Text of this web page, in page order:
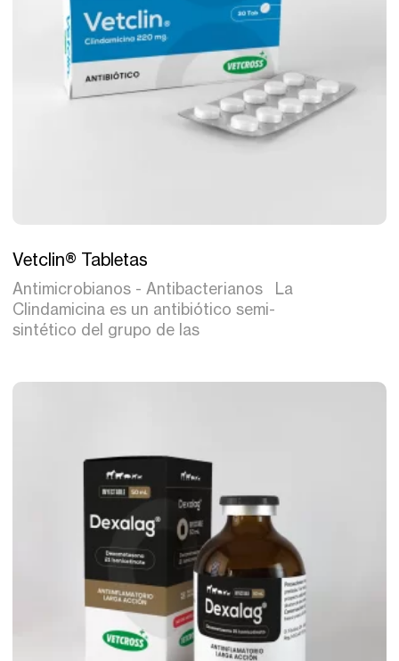
Tratamiento
Vetclin® Tabletas
Antimicrobianos - Antibacterianos La
Clindamicina es un antibiótico semi-
sintético del grupo de las